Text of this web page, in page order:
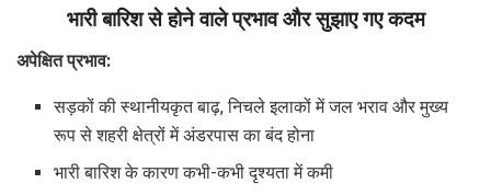
भारी बारिश से होने वाले प्रभाव और सुझाए गए कदम
अपेक्षित प्रभाव:
सड़कों की स्थानीयकृत बाढ़, निचले इलाकों में जल भराव और मुख्य
रूप से शहरी क्षेत्रों में अंडरपास का बंद होना
भारी बारिश के कारण कभी-कभी दृश्यता में कमी